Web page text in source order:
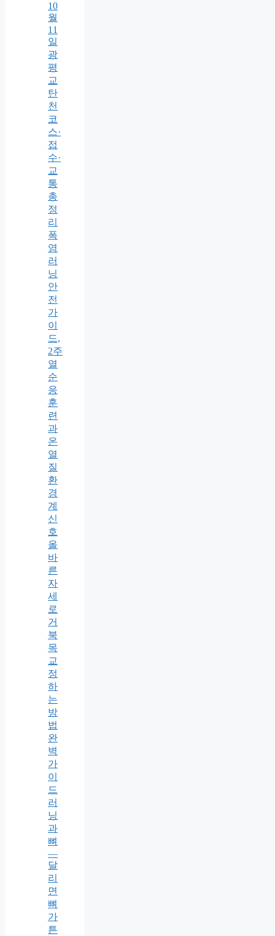
10
월
11
일
광
평
교
탄
천
코
스·
접
수·
교
통
총
정
리
폭
염
러
닝
안
전
가
이
드,
2주
열
순
응
훈
련
과
온
열
질
환
경
계
신
호
올
바
른
자
세
로
거
북
목
교
정
하
는
방
법
완
벽
가
이
드
러
닝
과
뼈
—
달
리
면
뼈
가
튼